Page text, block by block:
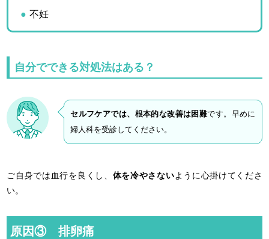
不妊
自分でできる対処法はある？
セルフケアでは、根本的な改善は困難です。早めに
婦人科を受診してください。
ご自身では血行を良くし、 体を冷やさないように心掛けてくださ
い。
原因③ 排卵痛